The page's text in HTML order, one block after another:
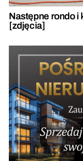
Następne rondo i
[zdjęcia]